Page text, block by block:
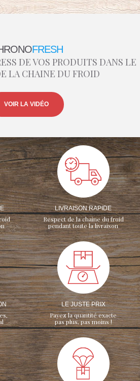
FRESH
DE VOS PRODUITS DANS LE
LA CHAINE DU FROID
VOIR LA VIDÉO
LIVRAISON RAPIDE
Respect de la chaine du froid
pendant toute la livraison
LE JUSTE PRIX
Payez la quantité exacte
pas plus, pas moins !